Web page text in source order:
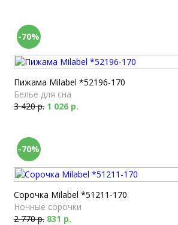
-70%
Пижама Milabel *52196-170
Белье для сна
3 420 р. 1 026 р.
-70%
Сорочка Milabel *51211-170
Ночные сорочки
2 770 р. 831 р.